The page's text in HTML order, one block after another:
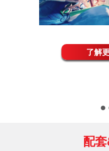
了解
配